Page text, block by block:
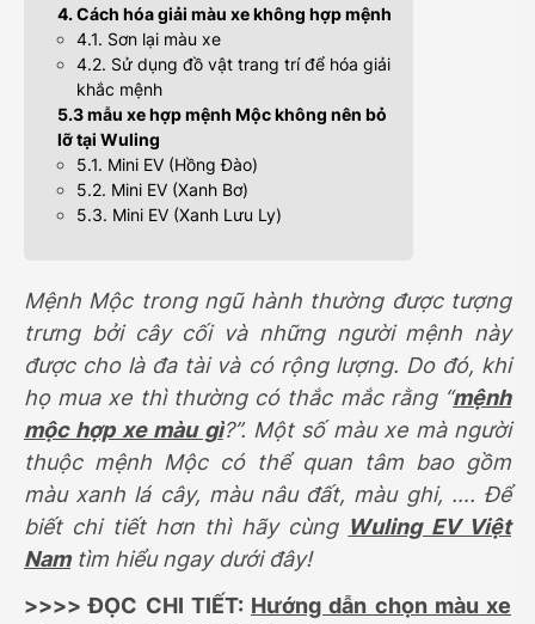
4. Cách hóa giải màu xe không hợp mệnh
4.1. Sơn lại màu xe
4.2. Sử dụng đồ vật trang trí để hóa giải
khắc mệnh
5.3 mẫu xe hợp mệnh Mộc không nên bỏ
lỡ tại Wuling
5.1. Mini EV (Hồng Đào)
5.2. Mini EV (Xanh Bơ)
5.3. Mini EV (Xanh Lưu Ly)
Mệnh Mộc trong ngũ hành thường được tượng
trưng bởi cây cối và những người mệnh này
được cho là đa tài và có rộng lượng. Do đó, khi
họ mua xe thì thường có thắc mắc rằng “mệnh
mộc hợp xe màu gì?”. Một số màu xe mà người
thuộc mệnh Mộc có thể quan tâm bao gồm
màu xanh lá cây, màu nâu đất, màu ghi, …. Để
biết chi tiết hơn thì hãy cùng Wuling EV Việt
Namtìm hiểu ngay dưới đây!
>>>> ĐỌC CHI TIẾT: Hướng dẫn chọn màu xe